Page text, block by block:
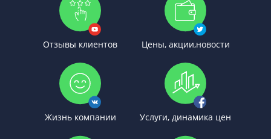
Отзывы клиентов Цены, акции,новости
Жизнь компании Услуги, динамика цен